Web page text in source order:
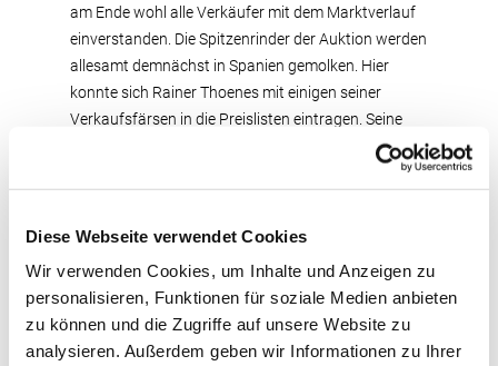
Diese Webseite verwendet Cookies
Wir verwenden Cookies, um Inhalte und Anzeigen zu
personalisieren, Funktionen für soziale Medien anbieten
zu können und die Zugriffe auf unsere Website zu
analysieren. Außerdem geben wir Informationen zu Ihrer
am Ende wohl alle Verkäufer mit dem Marktverlauf
einverstanden. Die Spitzenrinder der Auktion werden
allesamt demnächst in Spanien gemolken. Hier
konnte sich Rainer Thoenes mit einigen seiner
Verkaufsfärsen in die Preislisten eintragen. Seine
Zesty-Tochter brachte den Spitzenpreis von 2100 €
und eine Fortune3-Tochter ging für 1950 € auf die
die für 2000 € zugeschlagen wurde. Mit 1850 €
wurde eine Ottokar ALL-Tochter von Leo Thyssen,
Rees, honoriert.